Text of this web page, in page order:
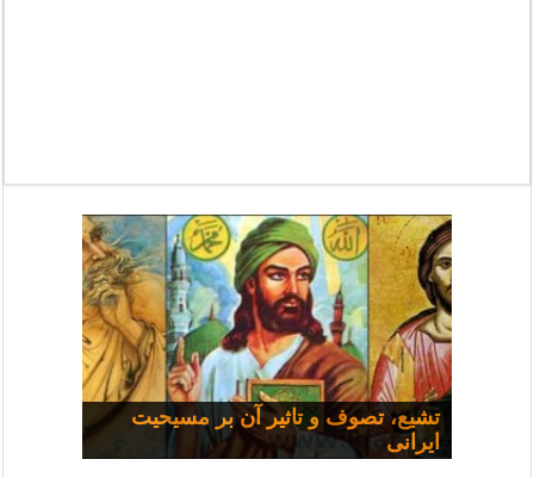
تشیع، تصوف و تاثیر آن بر مسیحیت
ایرانی
چرا همه شفا نمی‌یابند؟
مسیحی و سیاست: مجموعه
سخنرانی‌ها